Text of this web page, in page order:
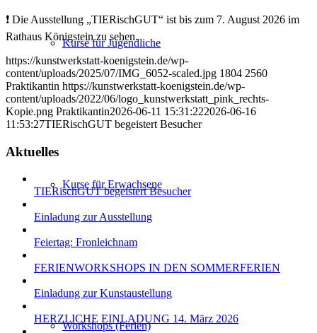
Kurse für Jugendliche
Kurse für Erwachsene
Workshops (Ferien)
❗ Die Ausstellung „TIERischGUT“ ist bis zum 7. August 2026 im
Rathaus Königstein zu sehen.
https://kunstwerkstatt-koenigstein.de/wp-
content/uploads/2025/07/IMG_6052-scaled.jpg 1804 2560
Praktikantin https://kunstwerkstatt-koenigstein.de/wp-
content/uploads/2022/06/logo_kunstwerkstatt_pink_rechts-
Kopie.png Praktikantin2026-06-11 15:31:222026-06-16
11:53:27TIERischGUT begeistert Besucher
Aktuelles
TIERischGUT begeistert Besucher
Einladung zur Ausstellung
Feiertag: Fronleichnam
FERIENWORKSHOPS IN DEN SOMMERFERIEN
Einladung zur Kunstaustellung
HERZLICHE EINLADUNG 14. März 2026